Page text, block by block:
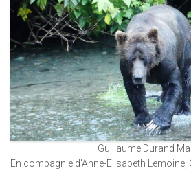
Guillaume Durand
En compagnie d’Anne-Elisabeth Lemoine,